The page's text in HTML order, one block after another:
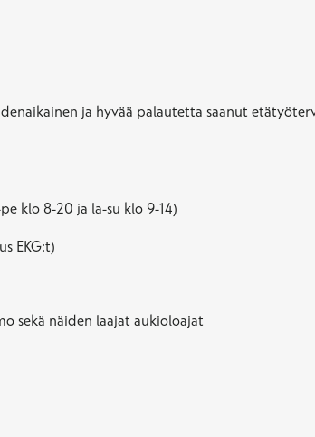
ja hyvää palautetta saanut
klo 8-20 ja la-su klo 9-14)
EKG:t)
sekä näiden laajat aukioloajat